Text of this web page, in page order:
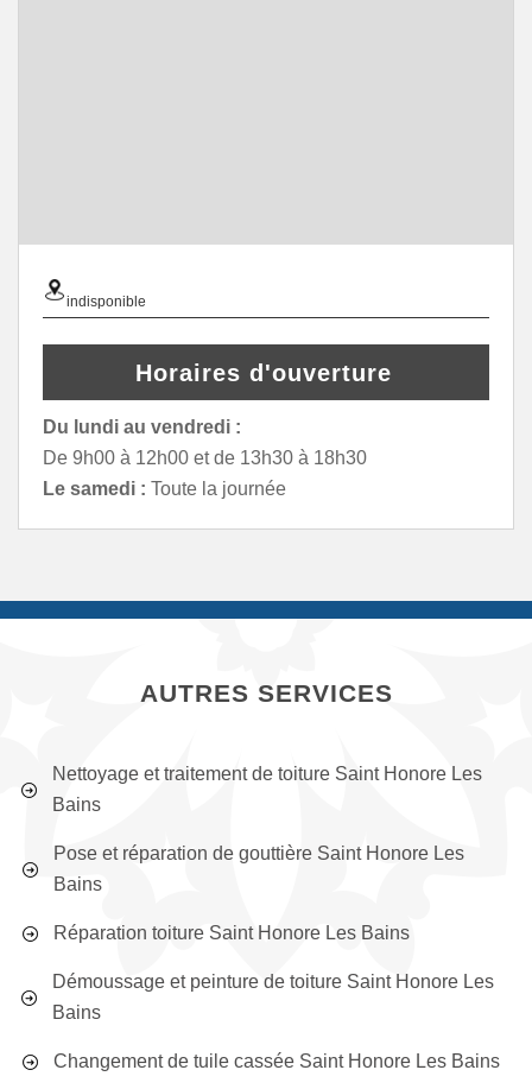
indisponible
Horaires d'ouverture
Du lundi au vendredi :
De 9h00 à 12h00 et de 13h30 à 18h30
Le samedi : Toute la journée
AUTRES SERVICES
Nettoyage et traitement de toiture Saint Honore Les
Bains
Pose et réparation de gouttière Saint Honore Les
Bains
Réparation toiture Saint Honore Les Bains
Démoussage et peinture de toiture Saint Honore Les
Bains
Changement de tuile cassée Saint Honore Les Bains